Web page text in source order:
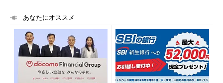
あなたにオススメ